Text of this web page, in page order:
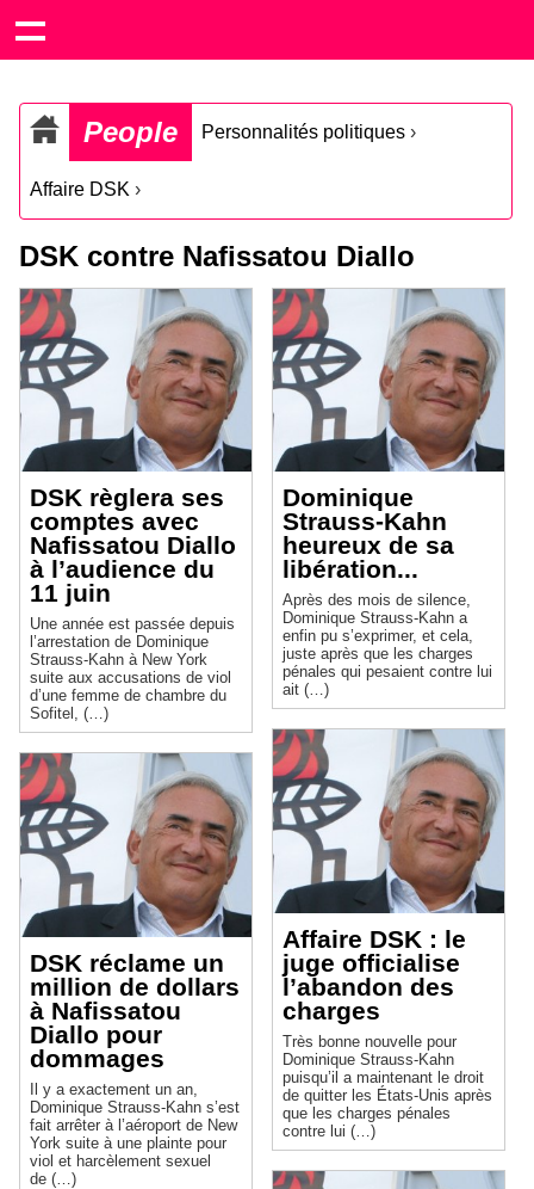
People Personnalités politiques ›
Affaire DSK ›
DSK contre Nafissatou Diallo
DSK règlera ses
comptes avec
Nafissatou Diallo
à l’audience du
11 juin
Une année est passée depuis
l’arrestation de Dominique
Strauss-Kahn à New York
suite aux accusations de viol
d’une femme de chambre du
Sofitel, (…)
DSK réclame un
million de dollars
à Nafissatou
Diallo pour
dommages
Il y a exactement un an,
Dominique Strauss-Kahn s’est
fait arrêter à l’aéroport de New
York suite à une plainte pour
viol et harcèlement sexuel
de (…)
Dominique
Strauss-Kahn
heureux de sa
libération...
Après des mois de silence,
Dominique Strauss-Kahn a
enfin pu s’exprimer, et cela,
juste après que les charges
pénales qui pesaient contre lui
ait (…)
Affaire DSK : le
juge officialise
l’abandon des
charges
Très bonne nouvelle pour
Dominique Strauss-Kahn
puisqu’il a maintenant le droit
de quitter les États-Unis après
que les charges pénales
contre lui (…)